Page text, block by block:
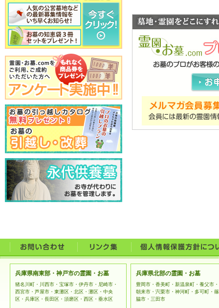
兵庫県南東部・神戸市の霊園・お墓
猪名川町・川西市・宝塚市・伊丹市・尼崎市・
西宮市・芦屋市・東灘区・北区・灘区・中央
区・兵庫区・長田区・須磨区・西区・垂水区
兵庫県北部の霊園・お墓
豊岡市・香美町・新温泉町・養父市
朝来市・宍栗市・神河町・多可町・
脇市・三田市